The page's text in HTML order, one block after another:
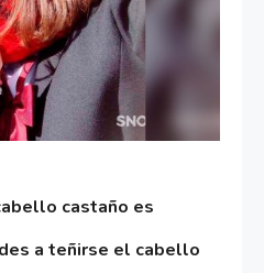
castaño es
a teñirse el cabello